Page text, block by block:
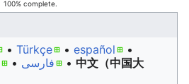
100% complete.
• ‎ Türkçe • ‎ español
•
• ‎ فارسی • ‎ 中文（中国大